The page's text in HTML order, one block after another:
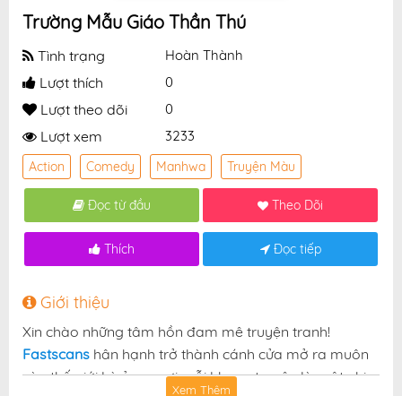
Trường Mẫu Giáo Thần Thú
Tình trạng Hoàn Thành
Lượt thích 0
Lượt theo dõi 0
Lượt xem 3233
Action Comedy Manhwa Truyện Màu
Đọc từ đầu Theo Dõi
Thích Đọc tiếp
Giới thiệu
Xin chào những tâm hồn đam mê truyện tranh!
Fastscans hân hạnh trở thành cánh cửa mở ra muôn
vàn thế giới kỳ ảo — nơi mỗi khung truyện là một nhịp
Xem Thêm